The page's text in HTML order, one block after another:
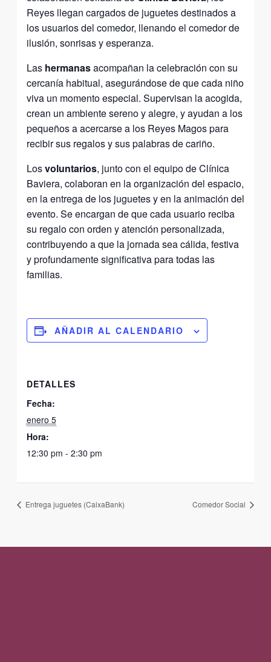
Reyes llegan cargados de juguetes destinados a
los usuarios del comedor, llenando el comedor de
ilusión, sonrisas y esperanza.
Las hermanasacompañan la celebración con su
cercanía habitual, asegurándose de que cada niño
viva un momento especial. Supervisan la acogida,
crean un ambiente sereno y alegre, y ayudan a los
pequeños a acercarse a los Reyes Magos para
recibir sus regalos y sus palabras de cariño.
Losvoluntarios, junto con el equipo de Clínica
Baviera, colaboran en la organización del espacio,
en la entrega de los juguetes y en la animación del
evento. Se encargan de que cada usuario reciba
su regalo con orden y atención personalizada,
contribuyendo a que la jornada sea cálida, festiva
y profundamente significativa para todas las
familias.
AÑADIR AL CALENDARIO
DETALLES
Fecha:
enero 5
Hora:
12:30 pm - 2:30 pm
Entrega juguetes (CaixaBank) Comedor Social